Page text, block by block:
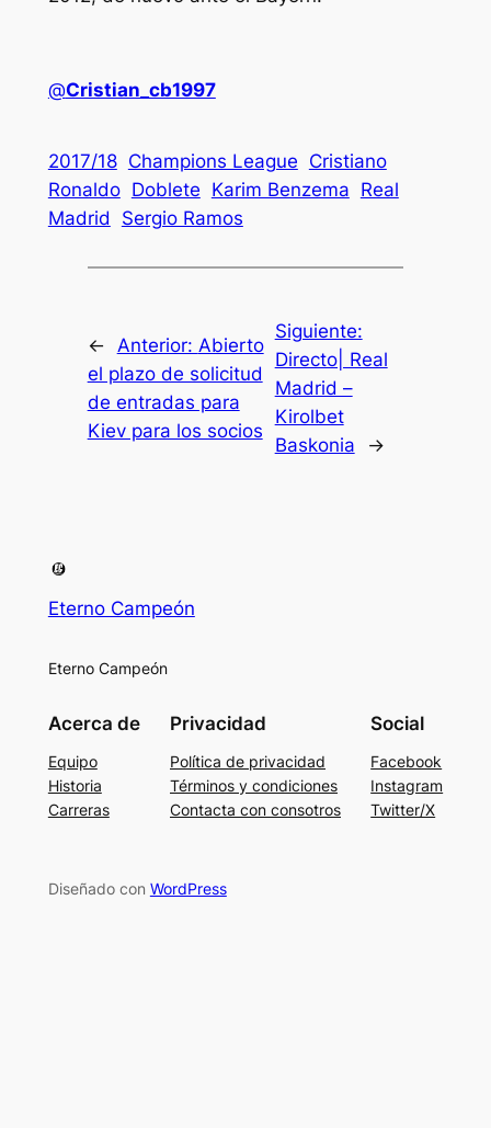
@Cristian_cb1997
2017/18 Champions League Cristiano
Ronaldo Doblete Karim Benzema Real
Madrid
Sergio Ramos
← Anterior: Abierto
el plazo de solicitud
de entradas para
Kiev para los socios
Siguiente:
Directo| Real
Madrid –
Kirolbet
Baskonia
→
Eterno Campeón
Eterno Campeón
Acerca de
Equipo
Historia
Carreras
Privacidad
Política de privacidad
Términos y condiciones
Contacta con consotros
Social
Facebook
Instagram
Twitter/X
Diseñado con WordPress